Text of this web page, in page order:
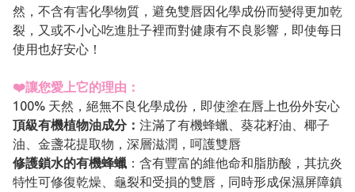
然，不含有害化學物質，避免雙唇因化學成份而變得更加乾
裂，又或不小心吃進肚子裡而對健康有不良影響，即使每日
使用也好安心！
❤️讓您愛上它的理由：
100% 天然，絕無不良化學成份，即使塗在唇上也份外安心
頂級有機植物油成分： 注滿了有機蜂蠟、葵花籽油、椰子
油、金盞花提取物，深層滋潤，呵護雙唇
修護鎖水的有機蜂蠟 ：含有豐富的維他命和脂肪酸，其抗炎
特性可修復乾燥、龜裂和受損的雙唇，同時形成保濕屏障鎮